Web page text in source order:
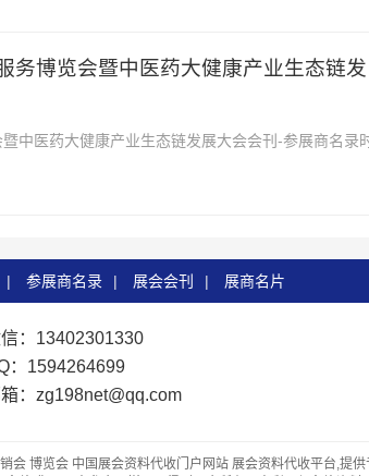
务博览会暨中医药大健康产业生态链发
中医药大健康产业生态链发展大会会刊-参展商名录
中心2026第七...
| 参展商名录 | 展会会刊 | 展商名片
：13402301330
：1594264699
：zg198net@qq.com
会 博览会 中国展会资料代收门户网站 展会资料代收平台,提供